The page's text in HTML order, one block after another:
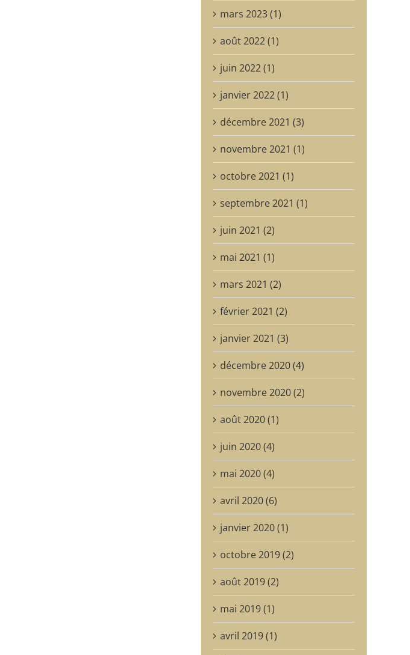
mars 2023 (1)
août 2022 (1)
juin 2022 (1)
janvier 2022 (1)
décembre 2021 (3)
novembre 2021 (1)
octobre 2021 (1)
septembre 2021 (1)
juin 2021 (2)
mai 2021 (1)
mars 2021 (2)
février 2021 (2)
janvier 2021 (3)
décembre 2020 (4)
novembre 2020 (2)
août 2020 (1)
juin 2020 (4)
mai 2020 (4)
avril 2020 (6)
janvier 2020 (1)
octobre 2019 (2)
août 2019 (2)
mai 2019 (1)
avril 2019 (1)